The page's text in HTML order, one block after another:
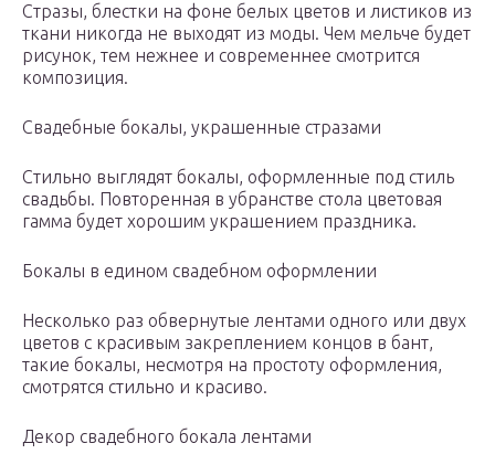
Стразы, блестки на фоне белых цветов и листиков из
ткани никогда не выходят из моды. Чем мельче будет
рисунок, тем нежнее и современнее смотрится
композиция.
Свадебные бокалы, украшенные стразами
Стильно выглядят бокалы, оформленные под стиль
свадьбы. Повторенная в убранстве стола цветовая
гамма будет хорошим украшением праздника.
Бокалы в едином свадебном оформлении
Несколько раз обвернутые лентами одного или двух
цветов с красивым закреплением концов в бант,
такие бокалы, несмотря на простоту оформления,
смотрятся стильно и красиво.
Декор свадебного бокала лентами